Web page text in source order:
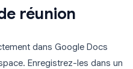
réunion
dans Google Docs
Enregistrez-les dans un